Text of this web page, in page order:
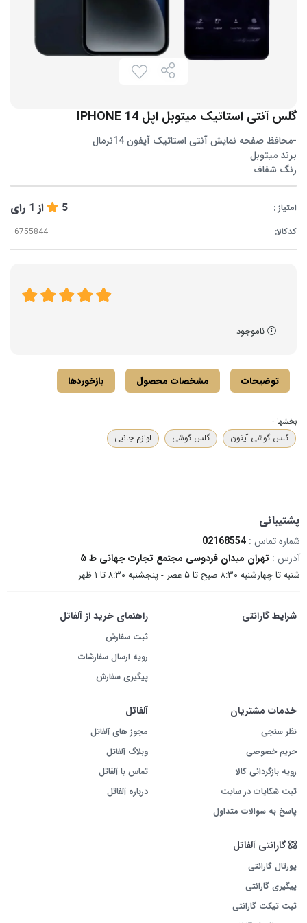
گلس آنتی استاتیک میتوبل اپل IPHONE 14
-محافظ صفحه نمایش آنتی استاتیک آیفون 14نرمال
برند میتوبل
رنگ شفاف
امتیاز : 5 از 1 رای
کدکالا:
ناموجود
توضیحات مشخصات محصول بازخوردها
بخشها :
گلس گوشی آیفون
گلس گوشی لوازم جانبی
پشتیبانی
شماره تماس : 02168554
آدرس : تهران میدان فردوسی مجتمع تجارت جهانی ط ۵
شنبه تا چهارشنبه ۸:۳۰ صبح تا ۵ عصر - پنجشنبه ۸:۳۰ تا ۱ ظهر
شرایط گارانتی راهنمای خرید از آلفاتل
ثبت سفارش
رویه ارسال سفارشات
پیگیری سفارش
خدمات مشتریان
نظر سنجی
حریم خصوصی
رویه بازگردانی کالا
ثبت شکایات در سایت
پاسخ به سوالات متداول
آلفاتل
مجوز های آلفاتل
وبلاگ آلفاتل
تماس با آلفاتل
درباره آلفاتل
گارانتی آلفاتل
پورتال گارانتی
پیگیری گارانتی
ثبت تیکت گارانتی